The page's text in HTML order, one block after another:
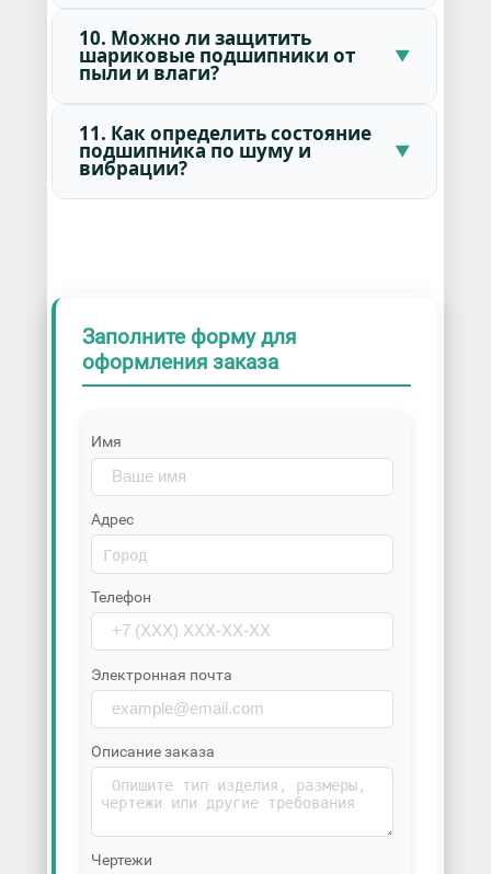
10. Можно ли защитить
шариковые подшипники от
пыли и влаги?
11. Как определить состояние
подшипника по шуму и
вибрации?
Заполните форму для
оформления заказа
Имя
Адрес
Телефон
Электронная почта
Описание заказа
Чертежи